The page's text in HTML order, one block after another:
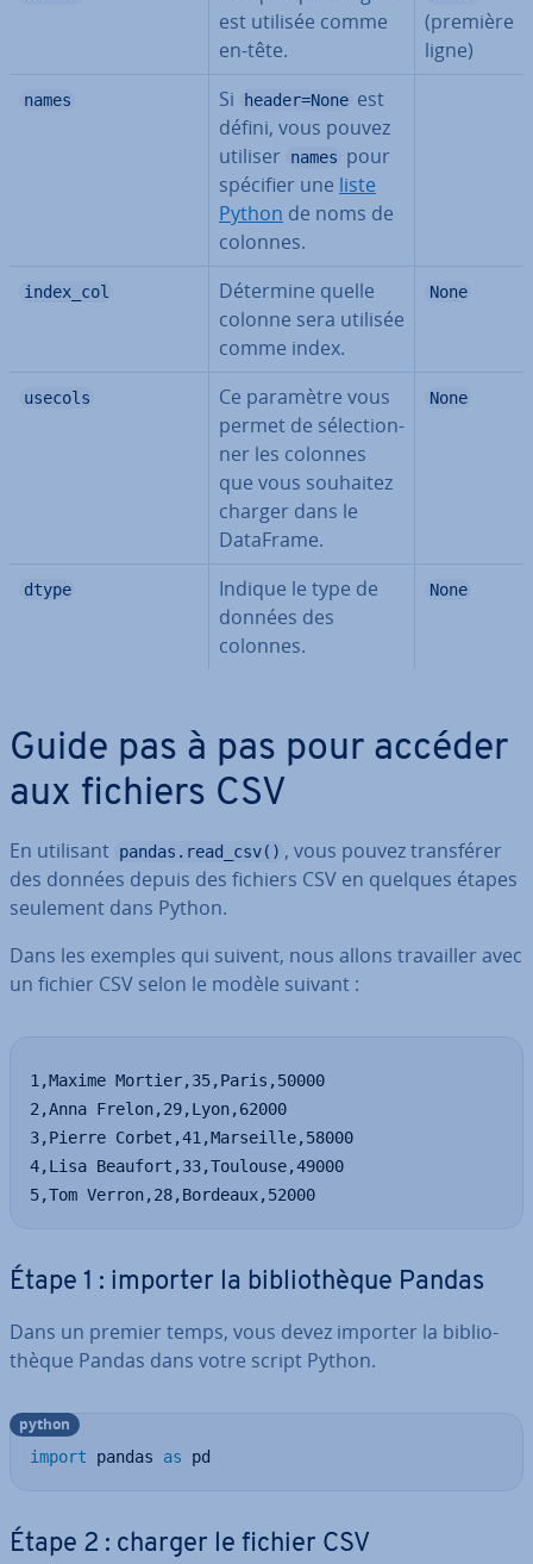
est utilisée comme
en-tête.
(première
ligne)
names Si header=None est
défini, vous pouvez
utiliser
names pour
spécifier une liste
Python de noms de
colonnes.
index_col
Détermine quelle
colonne sera utilisée
comme index.
None
usecols
Ce paramètre vous
permet de sé­lec­tion­
ner les colonnes
que vous souhaitez
charger dans le
DataFrame.
None
dtype
Indique le type de
données des
colonnes.
None
Guide pas à pas pour accéder
aux fichiers CSV
En utilisant pandas.read_csv() , vous pouvez trans­fé­rer
des données depuis des fichiers CSV en quelques étapes
seulement dans Python.
Dans les exemples qui suivent, nous allons tra­vail­ler avec
un fichier CSV selon le modèle suivant :
1,Maxime Mortier,35,Paris,50000
2,Anna Frelon,29,Lyon,62000
3,Pierre Corbet,41,Marseille,58000
4,Lisa Beaufort,33,Toulouse,49000
5,Tom Verron,28,Bordeaux,52000
Étape 1 : importer la bi­blio­thèque Pandas
Dans un premier temps, vous devez importer la bi­blio­
thèque Pandas dans votre script Python.
import pandas as pd
python
Étape 2 : charger le fichier CSV